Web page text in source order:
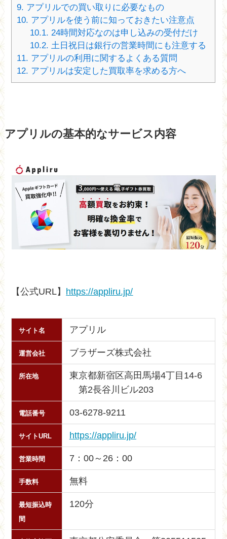
9. アプリルでの買い取りに必要なもの
10. アプリルを使う前に知っておきたい注意点
10.1. 24時間対応なのは申し込みの受付だけ
10.2. 土日祝日は銀行の営業時間にも注意する
11. アプリルの利用に関するよくある質問
12. アプリルは安定した買取率を求める方へ
アプリルの基本的なサービス内容
【公式URL】 https://appliru.jp/
サイト名 アプリル
運営会社 ブラザーズ株式会社
所在地
東京都新宿区高田馬場4丁目14-6
第2長谷川ビル203
電話番号 03-6278-9211
サイトURL https://appliru.jp/
営業時間 7：00～26：00
手数料 無料
最短振込時
間
120分